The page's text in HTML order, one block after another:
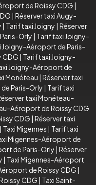
de Roissy CDG |
| Réserver taxi Augy-
| Tarif taxi Joigny | Réserver
Orly | Tarif taxi Joigny-
Joigny-Aéroport de Paris-
CDG | Tarif taxi Joigny-
Joigny-Aéroport de
Monéteau | Réserver taxi
Paris-Orly | Tarif taxi
taxi Monéteau-
Aéroport de Roissy CDG
CDG | Réserver taxi
| Taxi Migennes | Tarif taxi
Migennes-Aéroport de
de Paris-Orly | Réserver
| Taxi Migennes-Aéroport
de Roissy CDG |
CDG | Taxi Saint-